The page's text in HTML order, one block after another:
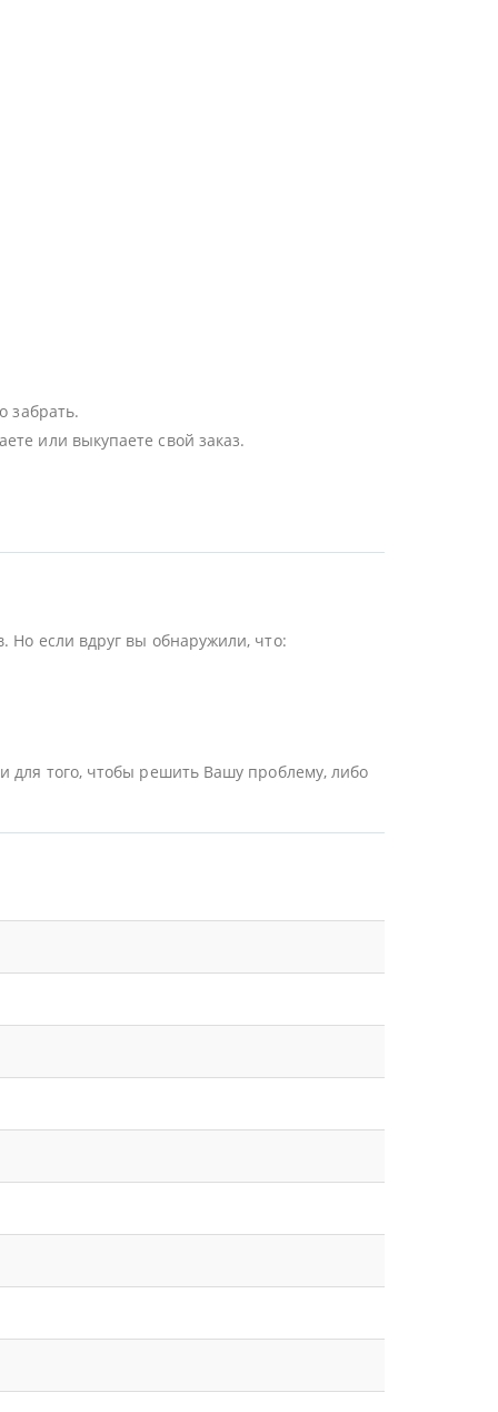
забрать.
или выкупаете свой заказ.
Но если вдруг вы обнаружили, что:
для того, чтобы решить Вашу проблему, либо